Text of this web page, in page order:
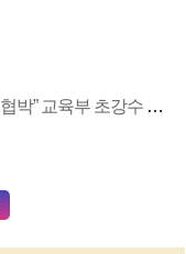
“한국유치원총연합회 집단폐원은 국민 협박” 교육부 초강수 대응 선언